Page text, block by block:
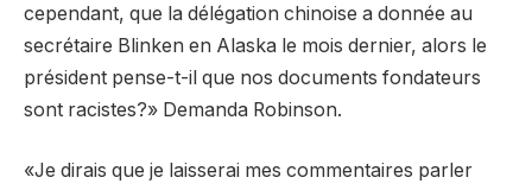
cependant, que la délégation chinoise a donnée au
secrétaire Blinken en Alaska le mois dernier, alors le
président pense-t-il que nos documents fondateurs
sont racistes?» Demanda Robinson.
«Je dirais que je laisserai mes commentaires parler